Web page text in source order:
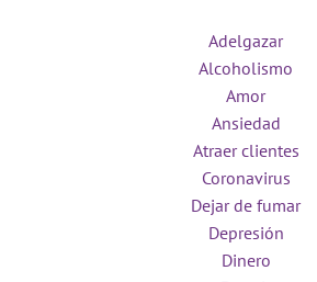
Adelgazar
Alcoholismo
Amor
Ansiedad
Atraer clientes
Coronavirus
Dejar de fumar
Depresión
Dinero